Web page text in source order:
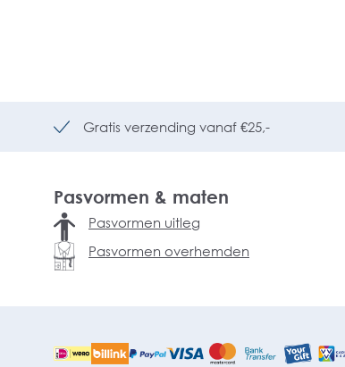
Gratis verzending vanaf €25,-
Pasvormen & maten
Pasvormen uitleg
Pasvormen overhemden